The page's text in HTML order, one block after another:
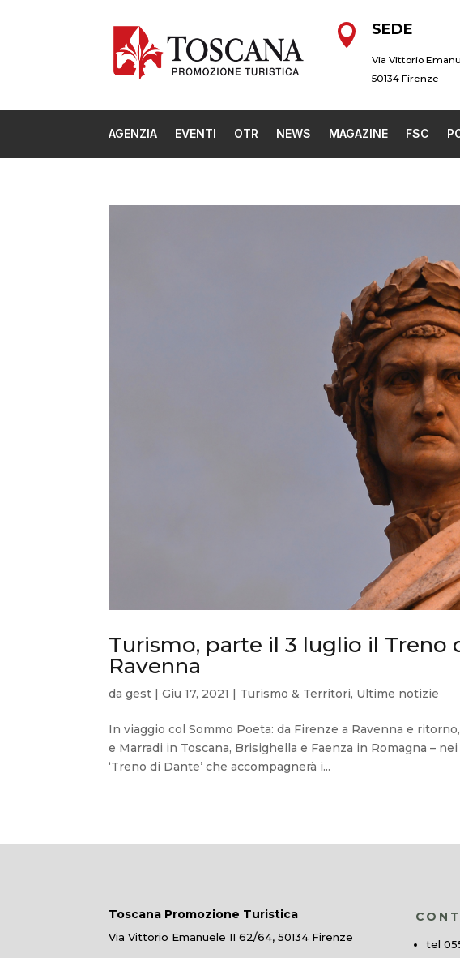
 SEDE
Via Vittorio
50134 Firenze
AGENZIA EVENTI OTR NEWS MAGAZINE FSC
Turismo, parte il 3 luglio il Treno
Ravenna
dagest |Giu 17, 2021 | Turismo & Territori, Ultime notizie
In viaggio col Sommo Poeta: da Firenze a Ravenna e
e Marradi in Toscana, Brisighella e Faenza in Romagna –
‘Treno di Dante’ che accompagnerà i...
Toscana Promozione Turistica
Via Vittorio Emanuele II 62/64, 50134 Firenze
tel